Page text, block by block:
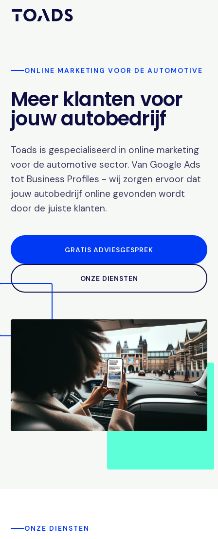
ONLINE MARKETING VOOR DE AUTOMOTIVE
Meer klanten voor
jouw autobedrijf
Toads is gespecialiseerd in online marketing
voor de automotive sector. Van Google Ads
tot Business Profiles - wij zorgen ervoor dat
jouw autobedrijf online gevonden wordt
door de juiste klanten.
GRATIS ADVIESGESPREK
ONZE DIENSTEN
ONZE DIENSTEN